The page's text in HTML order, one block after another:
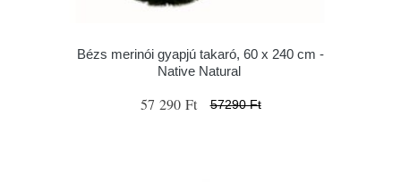
Bézs merinói gyapjú takaró, 60 x 240 cm -
Native Natural
57 290 Ft 57290 Ft